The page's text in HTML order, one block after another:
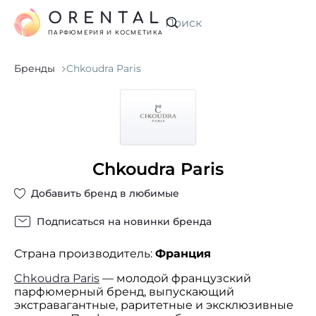
Искать
ORENTAL
ПАРФЮМЕРИЯ И КОСМЕТИКА
Бренды Chkoudra Paris
Chkoudra Paris
Добавить бренд в любимые
Подписаться на новинки бренда
Страна производитель: Франция
Chkoudra Paris — молодой французский
парфюмерный бренд, выпускающий
экстравагантные, раритетные и эксклюзивные